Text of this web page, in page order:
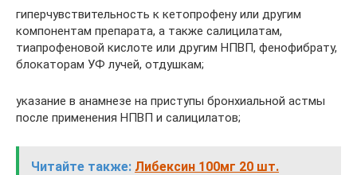
гиперчувствительность к кетопрофену или другим
компонентам препарата, а также салицилатам,
тиапрофеновой кислоте или другим НПВП, фенофибрату,
блокаторам УФ лучей, отдушкам;
указание в анамнезе на приступы бронхиальной астмы
после применения НПВП и салицилатов;
Читайте также: Либексин 100мг 20 шт.